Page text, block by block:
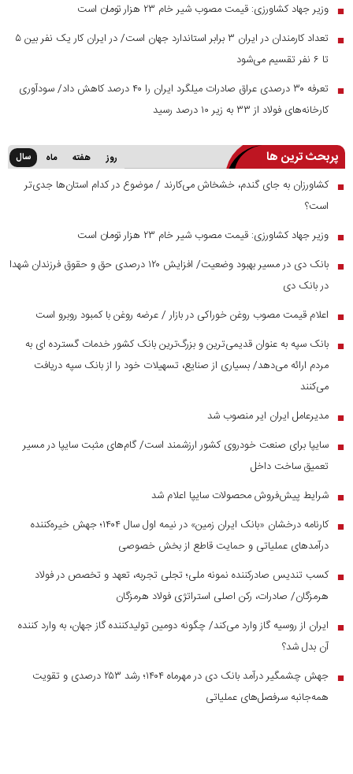
■ وزیر جهاد کشاورزی: قیمت مصوب شیر خام ۲۳ هزار تومان است
■
تعداد کارمندان در ایران ۳ برابر استاندارد جهان است/ در ایران کار یک نفر بین ۵
تا ۶ نفر تقسیم می‌شود
■
تعرفه ۳۰ درصدی عراق صادرات میلگرد ایران را ۴۰ درصد کاهش داد/ سودآوری
کارخانه‌های فولاد از ۳۳ به زیر ۱۰ درصد رسید
پربحث ترین ها روز هفته ماه سال
■ کشاورزان به جای گندم، خشخاش می‌کارند / موضوع در کدام استان‌ها جدی‌تر
است؟
■ وزیر جهاد کشاورزی: قیمت مصوب شیر خام ۲۳ هزار تومان است
■
بانک دی در مسیر بهبود وضعیت/ افزایش ۱۲۰ درصدی حق و حقوق فرزندان شهدا
در بانک دی
■ اعلام قیمت مصوب روغن خوراکی در بازار / عرضه روغن با کمبود روبرو است
■ بانک سپه به عنوان قدیمی‌ترین و بزرگ‌ترین بانک کشور خدمات گسترده ای به
مردم ارائه می‌دهد/ بسیاری از صنایع، تسهیلات خود را از بانک سپه دریافت
می‌کنند
■ مدیرعامل ایران ایر منصوب شد
■ سایپا برای صنعت خودروی کشور ارزشمند است/ گام‌های مثبت سایپا در مسیر
تعمیق ساخت داخل
■ شرایط پیش‌فروش محصولات سایپا اعلام شد
■
کارنامه درخشان «بانک ایران زمین» در نیمه اول سال ۱۴۰۴؛ جهش خیره‌کننده
درآمد‌های عملیاتی و حمایت قاطع از بخش خصوصی
■ کسب تندیس صادرکننده نمونه ملی؛ تجلی تجربه، تعهد و تخصص در فولاد
هرمزگان/ صادرات، رکن اصلی استراتژی فولاد هرمزگان
■
ایران از روسیه گاز وارد می‌کند/ چگونه دومین تولیدکننده گاز جهان، به وارد کننده
آن بدل شد؟
■
جهش چشمگیر درآمد بانک دی در مهرماه ۱۴۰۴؛ رشد ۲۵۳ درصدی و تقویت
همه‌جانبه سرفصل‌های عملیاتی